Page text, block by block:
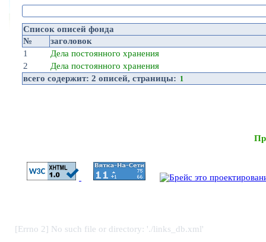
Список описей фонда
№
заголовок
1
Дела постоянного хранения
2
Дела постоянного хранения
всего содержит: 2 описей, страницы: 1
[Errno 2] No such file or directory: './links_db.xml'